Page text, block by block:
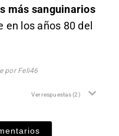
más sanguinarios
en los años 80 del
por Feli46
Ver respuestas(2)